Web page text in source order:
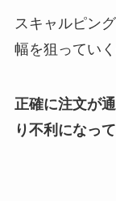
スキャルピン
幅を狙っていく
正確に注文が
り不利になっ